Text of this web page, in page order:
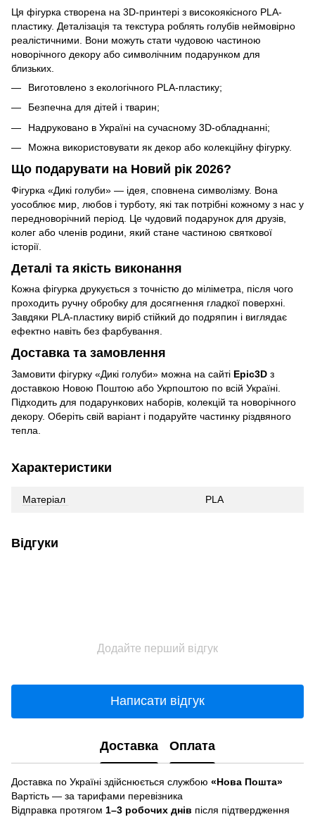
Ця фігурка створена на 3D-принтері з високоякісного PLA-
пластику. Деталізація та текстура роблять голубів неймовірно
реалістичними. Вони можуть стати чудовою частиною
новорічного декору або символічним подарунком для
близьких.
Виготовлено з екологічного PLA-пластику;
Безпечна для дітей і тварин;
Надруковано в Україні на сучасному 3D-обладнанні;
Можна використовувати як декор або колекційну фігурку.
Що подарувати на Новий рік 2026?
Фігурка «Дикі голуби» — ідея, сповнена символізму. Вона
уособлює мир, любов і турботу, які так потрібні кожному з нас у
передноворічний період. Це чудовий подарунок для друзів,
колег або членів родини, який стане частиною святкової
історії.
Деталі та якість виконання
Кожна фігурка друкується з точністю до міліметра, після чого
проходить ручну обробку для досягнення гладкої поверхні.
Завдяки PLA-пластику виріб стійкий до подряпин і виглядає
ефектно навіть без фарбування.
Доставка та замовлення
Замовити фігурку «Дикі голуби» можна на сайті Epic3D з
доставкою Новою Поштою або Укрпоштою по всій Україні.
Підходить для подарункових наборів, колекцій та новорічного
декору. Оберіть свій варіант і подаруйте частинку різдвяного
тепла.
Характеристики
Матеріал PLA
Відгуки
Додайте перший відгук
Написати відгук
Доставка Оплата
Доставка по Україні здійснюється службою «Нова Пошта»
Вартість — за тарифами перевізника
Відправка протягом 1–3 робочих днів після підтвердження